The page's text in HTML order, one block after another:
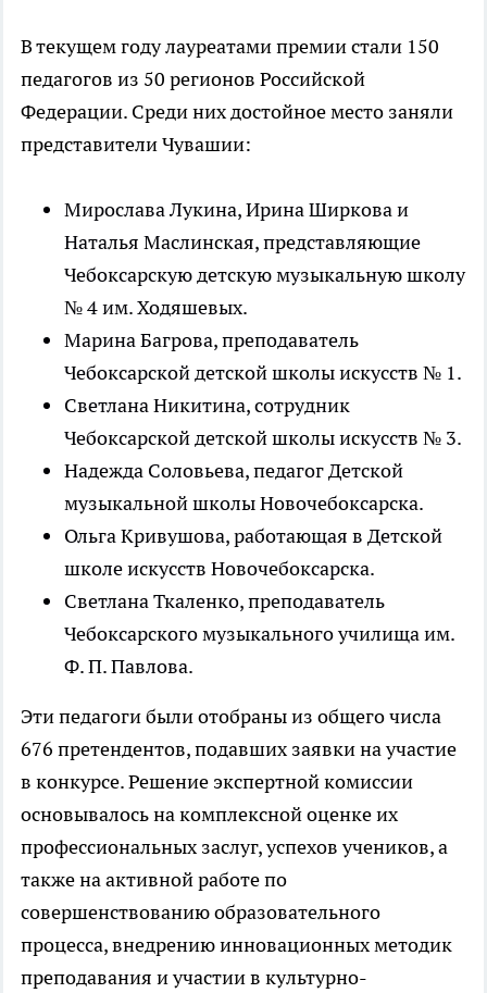
В текущем году лауреатами премии стали 150
педагогов из 50 регионов Российской
Федерации. Среди них достойное место заняли
представители Чувашии:
Мирослава Лукина, Ирина Ширкова и
Наталья Маслинская, представляющие
Чебоксарскую детскую музыкальную школу
№ 4 им. Ходяшевых.
Марина Багрова, преподаватель
Чебоксарской детской школы искусств № 1.
Светлана Никитина, сотрудник
Чебоксарской детской школы искусств № 3.
Надежда Соловьева, педагог Детской
музыкальной школы Новочебоксарска.
Ольга Кривушова, работающая в Детской
школе искусств Новочебоксарска.
Светлана Ткаленко, преподаватель
Чебоксарского музыкального училища им.
Ф. П. Павлова.
Эти педагоги были отобраны из общего числа
676 претендентов, подавших заявки на участие
в конкурсе. Решение экспертной комиссии
основывалось на комплексной оценке их
профессиональных заслуг, успехов учеников, а
также на активной работе по
совершенствованию образовательного
процесса, внедрению инновационных методик
преподавания и участии в культурно-